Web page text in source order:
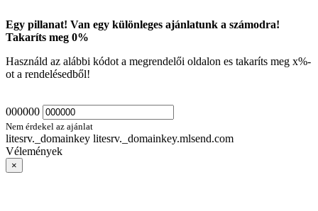
Egy pillanat! Van egy különleges ajánlatunk a számodra!
Takaríts meg 0%
Használd az alábbi kódot a megrendelői oldalon es takaríts meg x%-
ot a rendelésedből!
000000
Nem érdekel az ajánlat
litesrv._domainkey litesrv._domainkey.mlsend.com
Vélemények
×